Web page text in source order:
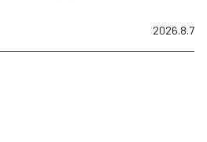
2026.8.7